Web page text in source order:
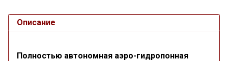
Описание
Полностью автономная аэро-гидропонная